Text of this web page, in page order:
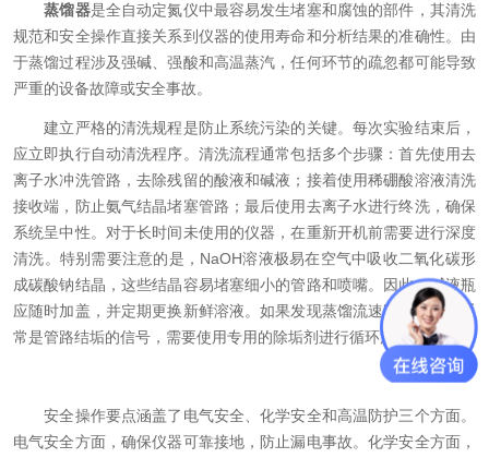
蒸馏器是全自动定氮仪中最容易发生堵塞和腐蚀的部件，其清洗
规范和安全操作直接关系到仪器的使用寿命和分析结果的准确性。由
于蒸馏过程涉及强碱、强酸和高温蒸汽，任何环节的疏忽都可能导致
严重的设备故障或安全事故。
建立严格的清洗规程是防止系统污染的关键。每次实验结束后，
应立即执行自动清洗程序。清洗流程通常包括多个步骤：首先使用去
离子水冲洗管路，去除残留的酸液和碱液；接着使用稀硼酸溶液清洗
接收端，防止氨气结晶堵塞管路；最后使用去离子水进行终洗，确保
系统呈中性。对于长时间未使用的仪器，在重新开机前需要进行深度
清洗。特别需要注意的是， NaOH溶液极易在空气中吸收二氧化碳形
成碳酸钠结晶，这些结晶容易堵塞细小的管路和喷嘴。因此，碱液瓶
应随时加盖，并定期更换新鲜溶液。如果发现蒸馏流速明显变慢，通
常是管路结垢的信号，需要使用专用的除垢剂进行循环清洗。
安全操作要点涵盖了电气安全、化学安全和高温防护三个方面。
电气安全方面，确保仪器可靠接地，防止漏电事故。化学安全方面，